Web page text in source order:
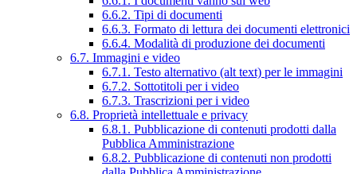
6.6.2. Tipi di documenti
6.6.3. Formato di lettura dei documenti elettronici
6.6.4. Modalità di produzione dei documenti
6.7. Immagini e video
6.7.1. Testo alternativo (alt text) per le immagini
6.7.2. Sottotitoli per i video
6.7.3. Trascrizioni per i video
6.8. Proprietà intellettuale e privacy
6.8.1. Pubblicazione di contenuti prodotti dalla
Pubblica Amministrazione
6.8.2. Pubblicazione di contenuti non prodotti